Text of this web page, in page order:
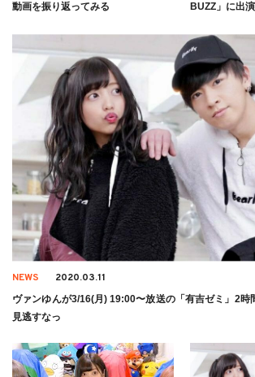
動画を振り返ってみる
BUZZ」に出
NEWS 2020.03.11
ヴァンゆんが3/16(月) 19:00〜放送の「有吉ゼミ」2時
見逃すなっ